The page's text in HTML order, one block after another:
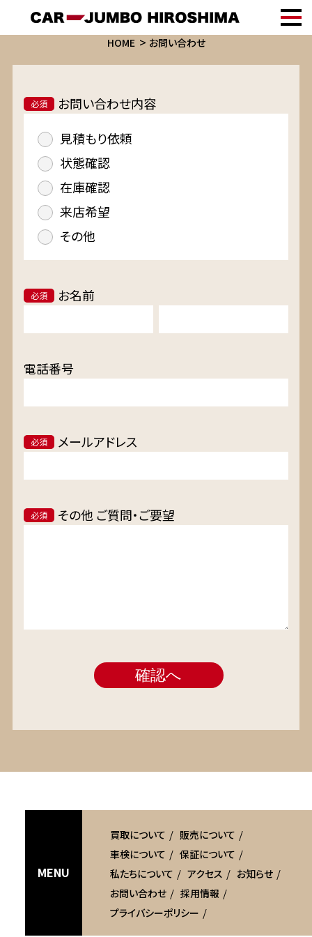
HOME お問い合わせ
必須
お問い合わせ内容
見積もり依頼
状態確認
在庫確認
来店希望
その他
必須 お名前
電話番号
必須 メールアドレス
必須 その他 ご質問・ご要望
MENU
買取について
販売について
車検について
保証について
私たちについて
アクセス
お知らせ
お問い合わせ
採用情報
プライバシーポリシー